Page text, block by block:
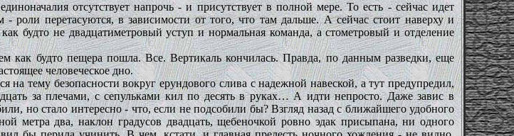
отсутствует напрочь - и присутствует в полной мере. То есть - сейчас идет
роли перетасуются, в зависимости от того, что там дальше. А сейчас стоит наверху и
будто не двадцатиметровый уступ и нормальная команда, а стометровый и отделение
как будто пещера пошла. Все. Вертикаль кончилась. Правда, по данным разведки, еще
человеческое дно.
тему безопасности вокруг ерундового слива с надежной навеской, а тут предупредил,
за плечами, с сепульками кил по десять в руках… А идти непросто. Даже завис в
но стало интересно - что, если не подсобили бы? Взгляд назад с ближайшего удобного
метра два, наклон градусов двадцать, щебеночкой ровно эдак присыпана, ни одного